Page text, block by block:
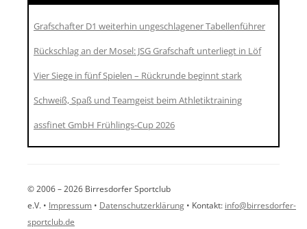
Grafschafter D1 weiterhin ungeschlagener Tabellenführer
Rückschlag an der Mosel: JSG Grafschaft unterliegt in Löf
Vier Siege in fünf Spielen – Rückrunde beginnt stark
Schweiß, Spaß und Teamgeist beim Athletiktraining
assfinet GmbH Frühlings-Cup 2026
© 2006 – 2026 Birresdorfer Sportclub
e.V. • Impressum • Datenschutzerklärung • Kontakt: info@birresdorfer-
sportclub.de